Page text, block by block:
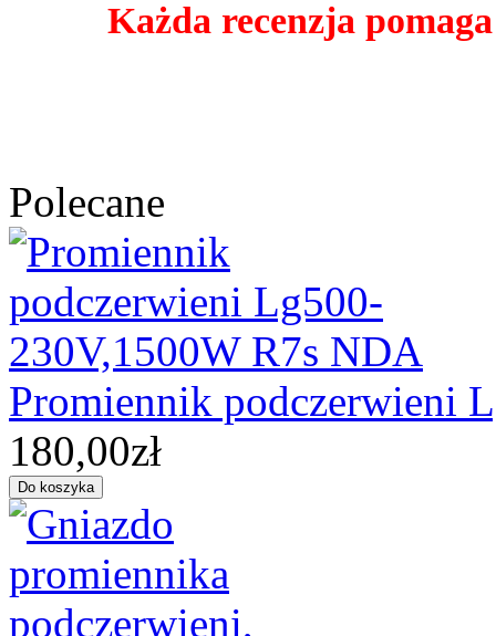
Każda recenzja
Polecane
Promiennik podczerwieni
180,00zł